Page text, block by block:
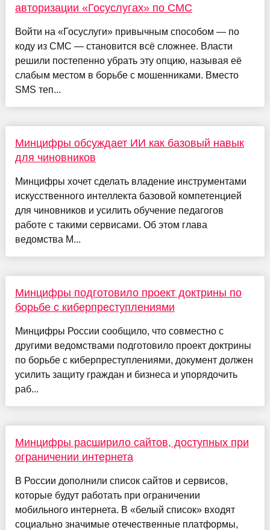
авторизации «Госуслугах» по СМС
Войти на «Госуслуги» привычным способом — по
коду из СМС — становится всё сложнее. Власти
решили постепенно убрать эту опцию, называя её
слабым местом в борьбе с мошенниками. Вместо
SMS теп...
Минцифры обсуждает ИИ как базовый навык
для чиновников
Минцифры хочет сделать владение инструментами
искусственного интеллекта базовой компетенцией
для чиновников и усилить обучение педагогов
работе с такими сервисами. Об этом глава
ведомства М...
Минцифры подготовило проект доктрины по
борьбе с киберпреступлениями
Минцифры России сообщило, что совместно с
другими ведомствами подготовило проект доктрины
по борьбе с киберпреступлениями, документ должен
усилить защиту граждан и бизнеса и упорядочить
раб...
Минцифры расширило сайтов, доступных при
ограничении интернета
В России дополнили список сайтов и сервисов,
которые будут работать при ограничении
мобильного интернета. В «белый список» входят
социально значимые отечественные платформы,